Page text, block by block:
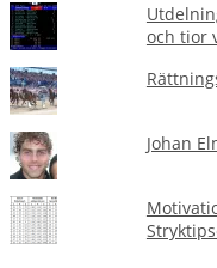
och tior
Johan